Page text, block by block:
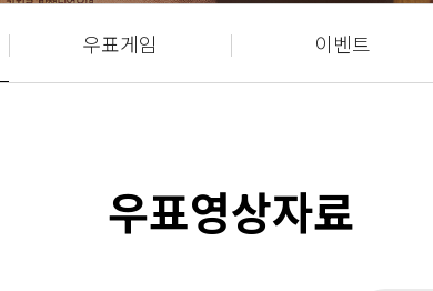
우표게임 이벤트
우표영상자료